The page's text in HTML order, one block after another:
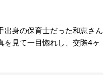
身の保育士だった和恵さん
を見て一目惚れし、交際4ヶ